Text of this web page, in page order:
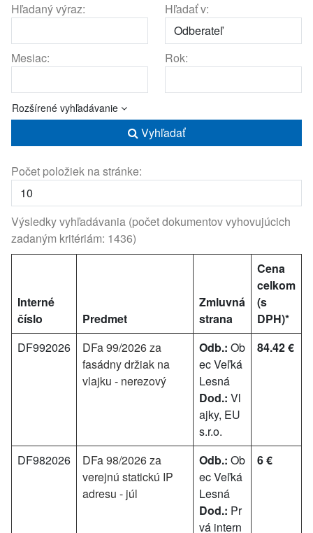
Hľadaný výraz: Hľadať v:
Mesiac: Rok:
Rozšírené vyhľadávanie
Vyhľadať
Počet položiek na stránke:
Výsledky vyhľadávania (počet dokumentov vyhovujúcich
zadaným kritériám: 1436)
Interné
číslo
Predmet
Zmluvná
strana
Cena
celkom
(s
DPH)*
DF992026
DFa 99/2026 za
fasádny držiak na
vlajku - nerezový
Odb.: Ob
ec Veľká
Lesná
Dod.: Vl
ajky, EU
s.r.o.
84.42 €
DF982026
DFa 98/2026 za
verejnú statickú IP
adresu - júl
Odb.: Ob
ec Veľká
Lesná
Dod.: Pr
vá intern
6 €